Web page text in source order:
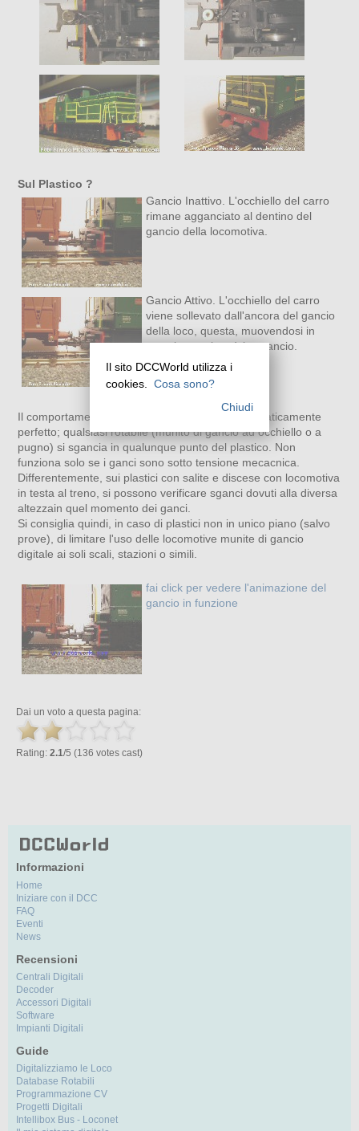
Sul Plastico ?
Gancio Inattivo. L'occhiello del carro
rimane agganciato al dentino del
gancio della locomotiva.
Gancio Attivo. L'occhiello del carro
viene sollevato dall'ancora del gancio
della loco, questa, muovendosi in
avanti, completerà lo sgancio.
Il comportamento del gancio su plastici piani è praticamente
perfetto; qualsiasi rotabile (munito di gancio ad occhiello o a
pugno) si sgancia in qualunque punto del plastico. Non
funziona solo se i ganci sono sotto tensione mecacnica.
Differentemente, sui plastici con salite e discese con locomotiva
in testa al treno, si possono verificare sganci dovuti alla diversa
altezzain quel momento dei ganci.
Si consiglia quindi, in caso di plastici non in unico piano (salvo
prove), di limitare l'uso delle locomotive munite di gancio
digitale ai soli scali, stazioni o simili.
fai click per vedere l'animazione del
gancio in funzione
Dai un voto a questa pagina:
Rating: 2.1/5 (136 votes cast)
Informazioni
Home
Iniziare con il DCC
FAQ
Eventi
News
Recensioni
Centrali Digitali
Decoder
Accessori Digitali
Software
Impianti Digitali
Guide
Digitalizziamo le Loco
Database Rotabili
Programmazione CV
Progetti Digitali
Intellibox Bus - Loconet
Il sito DCCWorld utilizza i
cookies.
Cosa sono?
Chiudi